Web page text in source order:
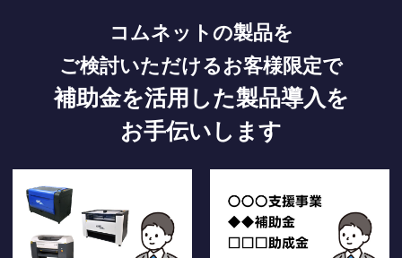
コムネットの製品を
ご検討いただけるお客様限定で
補助金を活用した製品導入を
お手伝いします